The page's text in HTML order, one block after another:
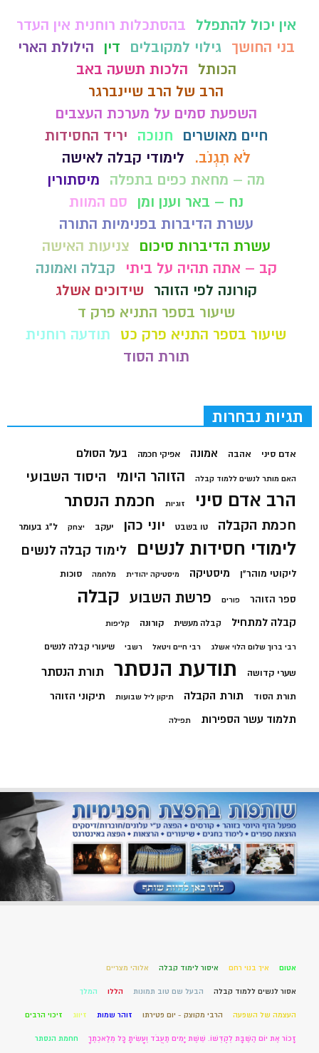
אין יכול להתפלל
בהסתכלות רוחנית אין העדר
בני החושך
גילוי למקובלים דין
הילולת הארי
הכותל
הלכות תשעה באב
הרב של הרב שיינברגר
השפעת סמים על מערכת העצבים
חיים מאושרים
חנוכה
יריד החסידות
לֹא תִגְנֹב.
לימודי קבלה לאישה
מה – מחאת כפים בתפלה
מיסתורין
נח – באר וענן ומן
סם המוות
עשרת הדיברות בפנימיות התורה
עשרת הדיברות סיכום
צניעות האישה
קב – אתה תהיה על ביתי
קבלה ואמונה
קורונה לפי הזוהר
שידוכים אשלג
שיעור בספר התניא פרק ד
שיעור בספר התניא פרק כט
תודעה רוחנית
תורת הסוד
תגיות נבחרות
אדם סיני אהבה אמונה אפיקי חכמה בעל הסולם
האם מותר לנשים ללמוד קבלה הזוהר היומי היסוד השבועי
הרב אדם סיני זוגיות חכמת הנסתר
חכמת הקבלה טו בשבט יוני כהן יעקב יצחק ל"ג בעומר
לימודי חסידות לנשים לימוד קבלה לנשים
ליקוטי מוהר"ן מיסטיקה מיסטיקה יהודית מלחמה סוכות
ספר הזוהר פורים פרשת השבוע קבלה
קבלה למתחיל קבלה מעשית קורונה קליפות
רבי ברוך שלום הלוי אשלג רבי חיים ויטאל רשבי שיעורי קבלה לנשים
שערי קדושה תודעת הנסתר תורת הנסתר
תורת הסוד תורת הקבלה תיקון ליל שבועות תיקוני הזוהר
תלמוד עשר הספירות תפילה
אטום איך בנוי רחם איסור לימוד קבלה אלוהי מצריים
אסור לנשים ללמוד קבלה הבעל שם טוב תמונות הללו המלך
העצמה של השפעה הרבי מקוצק - יום פטירתו זוהר שמות זיווג זיכוי הרבים
זָכוֹר אֶת יוֹם הַשַּׁבָּת לְקַדְּשׁוֹ. שֵׁשֶׁת יָמִים תַּעֲבֹד וְעָשִׂיתָ כָּל מְלַאכְתֶּךָ חחמת הנסתר